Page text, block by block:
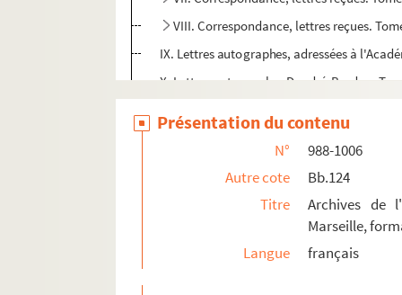
VIII. Correspondance, lettres reçues.
IX. Lettres autographes, adressées à
X. Lettres autographes Dandré-Bardon.
XV. Correspondance. Minutes. Tome V.
XVI. Correspondance. Minutes. Tome VI
Présentation du contenu
N°
988-1006
Autre cote
Bb.124
Titre
Archives de
Marseille,
Langue
français